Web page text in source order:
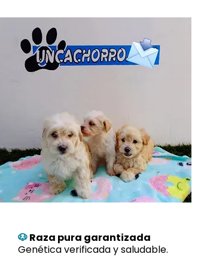
🐶Raza pura garantizada
Genética verificada y saludable.